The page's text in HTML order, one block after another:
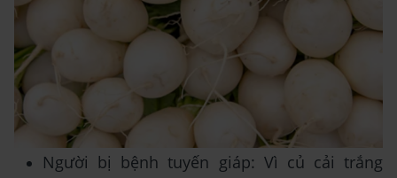
Người bị bệnh tuyến giáp: Vì củ cải trắng